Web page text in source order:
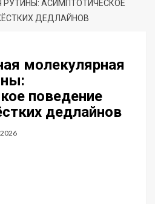
РУТИНЫ: АСИМПТОТИЧЕСКОЕ
ДЕДЛАЙНОВ
молекулярная
поведение
дедлайнов